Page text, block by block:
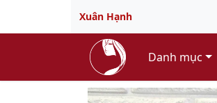
Xuân Hạnh
Danh mục